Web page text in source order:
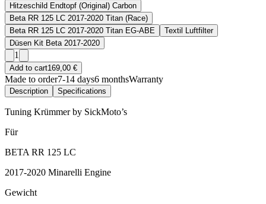
Hitzeschild Endtopf (Original) Carbon
Beta RR 125 LC 2017-2020 Titan (Race)
Beta RR 125 LC 2017-2020 Titan EG-ABE
Textil Luftfilter
Düsen Kit Beta 2017-2020
1
Add to cart169,00 €
Made to order7-14 days6 monthsWarranty
Description Specifications
Tuning Krümmer by SickMoto’s
Für
BETA RR 125 LC
2017-2020 Minarelli Engine
Gewicht